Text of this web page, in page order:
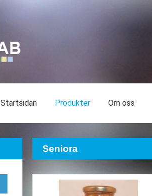
Startsidan Produkter Om oss
Seniora